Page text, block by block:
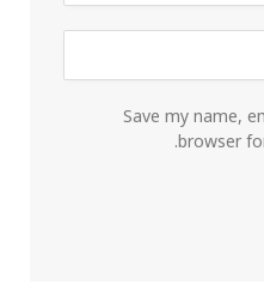
Save my name,
browser